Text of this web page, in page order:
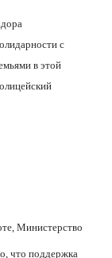
с
в этой
Министерство
что поддержка